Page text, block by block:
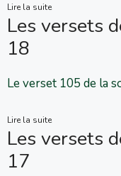
Lire la suite
Les versets
18
Lire la suite
Les versets
17